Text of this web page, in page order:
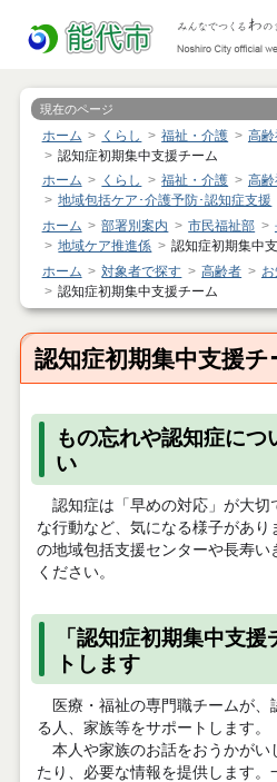
現在のページ
ホーム くらし 福祉・介護
高齢
認知症初期集中支援チーム
ホーム
くらし 福祉・介護
高齢
地域包括ケア･介護予防･認知症支援
ホーム
部署別案内 市民福祉部
地域ケア推進係
認知症初期集中
ホーム
対象者で探す 高齢者
認知症初期集中支援チーム
認知症初期集中支援チ
もの忘れや認知症につ
い
認知症は「早めの対応」が大切
な行動など、気になる様子があ
の地域包括支援センターや長寿い
ください。
「認知症初期集中支
トします
医療・福祉の専門職チームが、
る人、家族等をサポートします。
本人や家族のお話をおうかがい
たり、必要な情報を提供します。